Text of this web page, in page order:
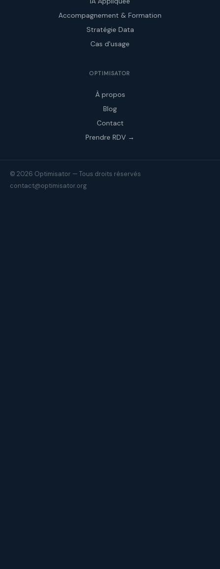
Accompagnement & Formation
Stratégie Data
Cas d'usage
OPTIMISATOR
À propos
Blog
Contact
Prendre RDV →
© 2026 Optimisator — Tous droits réservés
contact@optimisator.org